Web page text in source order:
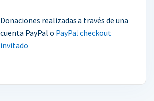
Donaciones realizadas a través de una
cuenta PayPal o PayPal checkout
invitado